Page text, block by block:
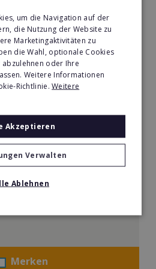
Mega-Freizeittrend für die
Merken
um die Navigation auf der
die Nutzung der Website zu
Marketingaktivitäten zu
die Wahl, optionale Cookies
oder Ihre
Weitere Informationen
Richtlinie.Weitere
Akzeptieren
Verwalten
Ablehnen